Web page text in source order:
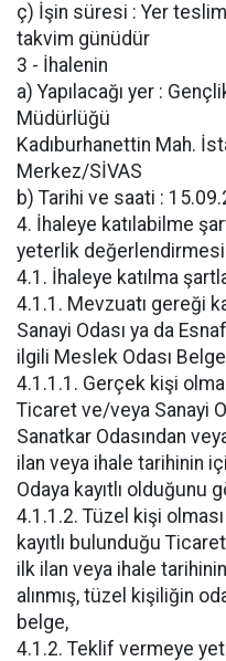
ç) İşin süresi : Yer
takvim günüdür
3 - İhalenin
a) Yapılacağı yer :
Müdürlüğü
Kadıburhanettin Mah.
Merkez/SİVAS
b) Tarihi ve saati :
4. İhaleye katılabilme
yeterlik
4.1. İhaleye katılma
4.1.1. Mevzuatı gereği
Sanayi Odası ya da
ilgili Meslek Odası
4.1.1.1. Gerçek kişi
Ticaret ve/veya Sanayi
Sanatkar Odasından
ilan veya ihale tarihinin
Odaya kayıtlı olduğunu
4.1.1.2. Tüzel kişi
kayıtlı bulunduğu
ilk ilan veya ihale
alınmış, tüzel kişiliğin
belge,
4.1.2. Teklif vermeye